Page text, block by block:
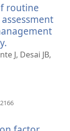
え
る
routine
し
で
く）
J, Desai JB,
タ